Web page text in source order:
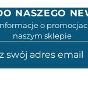
NASZEGO
o
naszym sklepie